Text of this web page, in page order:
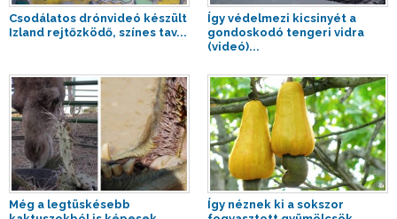
Csodálatos drónvideó készült
Izland rejtőzködő, színes tav...
Így védelmezi kicsinyét a
gondoskodó tengeri vidra
(videó)...
Még a legtüskésebb
Így néznek ki a sokszor